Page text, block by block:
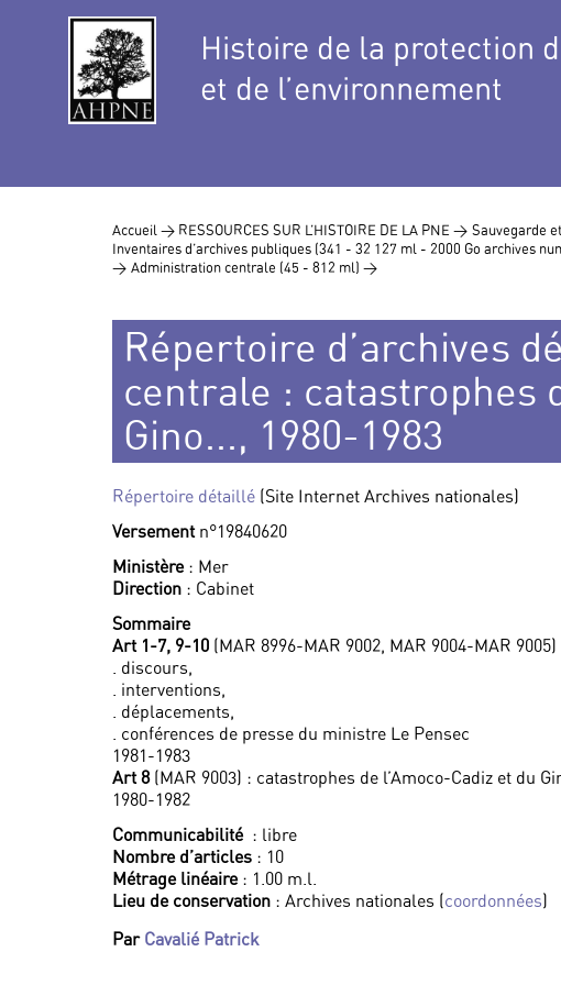
Histoire de la protection
et de l’environnement
Accueil > RESSOURCES SUR L’HISTOIRE DE LA PNE > Sauvegarde
Inventaires d’archives publiques (341 - 32 127 ml - 2000 Go archives
> Administration centrale (45 - 812 ml) >
Répertoire d’archives
centrale : catastrophes
Gino..., 1980-1983
Répertoire détaillé (Site Internet Archives nationales)
Versement n°19840620
Ministère: Mer
Direction : Cabinet
Sommaire
Art 1-7, 9-10 (MAR 8996-MAR 9002, MAR 9004-MAR
. discours,
. interventions,
. déplacements,
. conférences de presse du ministre Le Pensec
1981-1983
Art 8(MAR 9003) : catastrophes de l’Amoco-Cadiz et du
1980-1982
Communicabilité : libre
Nombre d’articles : 10
Métrage linéaire: 1.00 m.l.
Lieu de conservation : Archives nationales (coordonnées)
Par Cavalié Patrick